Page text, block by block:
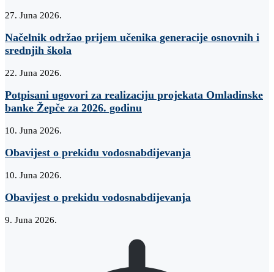
27. Juna 2026.
Načelnik održao prijem učenika generacije osnovnih i
srednjih škola
22. Juna 2026.
Potpisani ugovori za realizaciju projekata Omladinske
banke Žepče za 2026. godinu
10. Juna 2026.
Obavijest o prekidu vodosnabdijevanja
10. Juna 2026.
Obavijest o prekidu vodosnabdijevanja
9. Juna 2026.